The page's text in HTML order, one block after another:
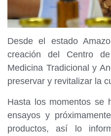
Desde el estado
creación del Centro
Medicina Tradicional y
preservar y revitalizar la
Hasta los momentos se
ensayos y
productos, así lo